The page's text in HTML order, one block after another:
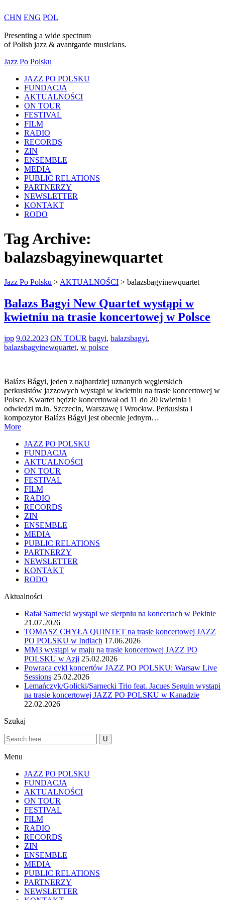
CHN ENG POL
Presenting a wide spectrum
ofPolish jazz & avantgarde musicians.
Jazz Po Polsku
JAZZ PO POLSKU
FUNDACJA
AKTUALNOŚCI
ON TOUR
FESTIVAL
FILM
RADIO
RECORDS
ZIN
ENSEMBLE
MEDIA
PUBLIC RELATIONS
PARTNERZY
NEWSLETTER
KONTAKT
RODO
Tag Archive:
balazsbagyinewquartet
Jazz Po Polsku > AKTUALNOŚCI > balazsbagyinewquartet
Balazs Bagyi New Quartet wystąpi w
kwietniu na trasie koncertowej w Polsce
jpp 9.02.2023 ON TOUR bagyi, balazsbagyi,
balazsbagyinewquartet, w polsce
Balázs Bágyi, jeden z najbardziej uznanych węgierskich
perkusistów jazzowych wystąpi w kwietniu na trasie koncertowej w
Polsce. Kwartet będzie koncertował od 11 do 20 kwietnia i
odwiedzi m.in. Szczecin, Warszawę i Wrocław. Perkusista i
kompozytor Balázs Bágyi jest obecnie jednym…
More
JAZZ PO POLSKU
FUNDACJA
AKTUALNOŚCI
ON TOUR
FESTIVAL
FILM
RADIO
RECORDS
ZIN
ENSEMBLE
MEDIA
PUBLIC RELATIONS
PARTNERZY
NEWSLETTER
KONTAKT
RODO
Aktualności
Rafał Sarnecki wystąpi we sierpniu na koncertach w Pekinie
21.07.2026
TOMASZ CHYŁA QUINTET na trasie koncertowej JAZZ
PO POLSKU w Indiach 17.06.2026
MM3 wystąpi w maju na trasie koncertowej JAZZ PO
POLSKU w Azji 25.02.2026
Powraca cykl koncertów JAZZ PO POLSKU: Warsaw Live
Sessions 25.02.2026
Lemańczyk/Golicki/Sarnecki Trio feat. Jacues Seguin wystąpi
na trasie koncertowej JAZZ PO POLSKU w Kanadzie
22.02.2026
Szukaj
Menu
JAZZ PO POLSKU
FUNDACJA
AKTUALNOŚCI
ON TOUR
FESTIVAL
FILM
RADIO
RECORDS
ZIN
ENSEMBLE
MEDIA
PUBLIC RELATIONS
PARTNERZY
NEWSLETTER